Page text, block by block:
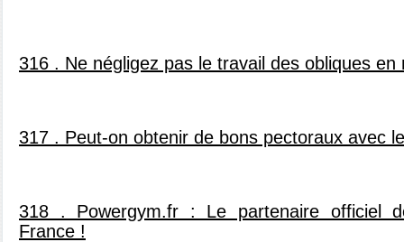
316 . Ne négligez pas le travail des obliques en
317 . Peut-on obtenir de bons pectoraux avec
318 . Powergym.fr : Le partenaire officiel
France !